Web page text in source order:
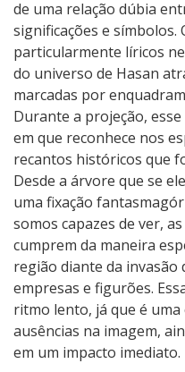
de uma relação dúbia
significações e
particularmente líricos
do universo de Hasan
marcadas por
Durante a projeção,
em que reconhece nos
recantos históricos que
Desde a árvore que se
uma fixação
somos capazes de ver,
cumprem da maneira
região diante da invasão
empresas e figurões.
ritmo lento, já que é
ausências na imagem,
em um impacto imediato.